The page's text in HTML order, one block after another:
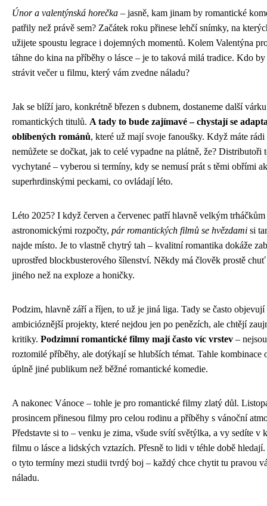
Únor a valentýnská horečka – jasně, kam jinam by romantické
patřily než právě sem? Začátek roku přinese lehčí snímky, na
užijete spoustu legrace i dojemných momentů. Kolem Valentýna
táhne do kina na příběhy o lásce – je to taková milá tradice. Kdo by
strávit večer u filmu, který vám zvedne náladu?
Jak se blíží jaro, konkrétně březen s dubnem, dostaneme další várku
romantických titulů. A tady to bude zajímavé – chystají se
oblíbených románů, které už mají svoje fanoušky. Když máte
nemůžete se dočkat, jak to celé vypadne na plátně, že? Distributoři
vychytané – vyberou si termíny, kdy se nemusí prát s těmi obřími
superhrdinskými peckami, co ovládají léto.
Léto 2025? I když červen a červenec patří hlavně velkým trháčkům
astronomickými rozpočty, pár romantických filmů se hvězdami si
najde místo. Je to vlastně chytrý tah – kvalitní romantika dokáže
uprostřed blockbusterového šílenství. Někdy má člověk prostě chuť
jiného než na exploze a honičky.
Podzim, hlavně září a říjen, to už je jiná liga. Tady se často objevují
ambicióznější projekty, které nejdou jen po penězích, ale chtějí
kritiky. Podzimní romantické filmy mají často víc vrstev –
roztomilé příběhy, ale dotýkají se hlubších témat. Tahle kombinace
úplně jiné publikum než běžné romantické komedie.
A nakonec Vánoce – tohle je pro romantické filmy zlatý důl.
prosincem přinesou filmy pro celou rodinu a příběhy s vánoční
Představte si to – venku je zima, všude svítí světýlka, a vy sedíte v
filmu o lásce a lidských vztazích. Přesně to lidi v téhle době
o tyto termíny mezi studii tvrdý boj – každý chce chytit tu pravou
náladu.